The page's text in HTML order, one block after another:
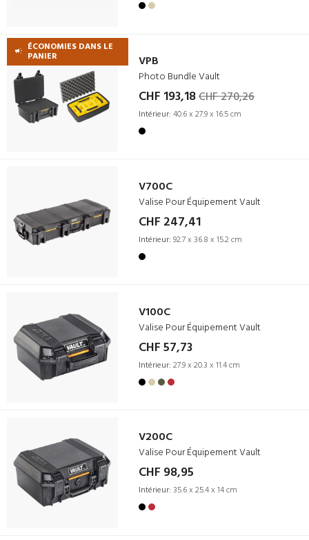
ÉCONOMIES DANS LE
PANIER VPB
Photo Bundle Vault
CHF 193,18CHF 270,26
Intérieur: 40.6 x 27.9 x 16.5 cm
V700C
Valise Pour Équipement Vault
CHF 247,41
Intérieur: 92.7 x 36.8 x 15.2 cm
V100C
Valise Pour Équipement Vault
CHF 57,73
Intérieur: 27.9 x 20.3 x 11.4 cm
V200C
Valise Pour Équipement Vault
CHF 98,95
Intérieur: 35.6 x 25.4 x 14 cm